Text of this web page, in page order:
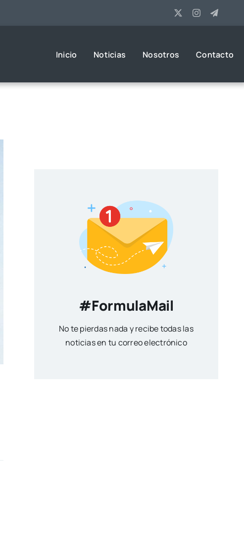
Inicio Noticias Nosotros Contacto
#FormulaMail
No te pierdas nada y recibe todas las
noticias en tu correo electrónico